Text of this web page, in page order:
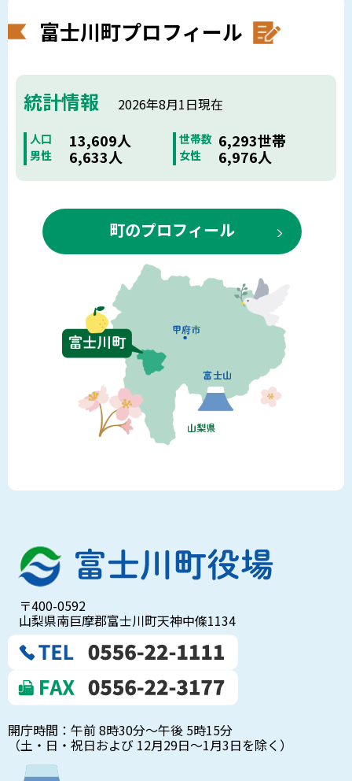
富士川町プロフィール
統計情報 2026年8月1日現在
人口 13,609人 世帯数 6,293世帯
男性 6,633人 女性 6,976人
町のプロフィール
〒400-0592
山梨県南巨摩郡富士川町天神中條1134
開庁時間：午前 8時30分～午後 5時15分
（土・日・祝日および 12月29日～1月3日を除く）